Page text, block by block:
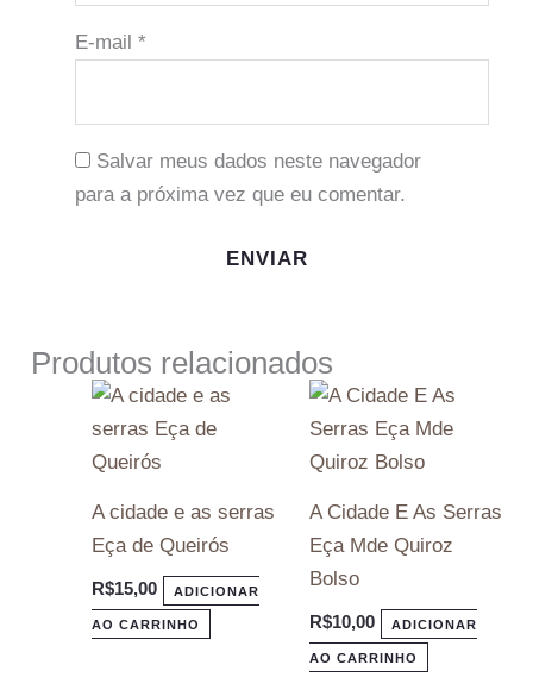
E-mail *
Salvar meus dados neste navegador
para a próxima vez que eu comentar.
Produtos relacionados
A cidade e as serras
Eça de Queirós
R$15,00 ADICIONAR
AO CARRINHO
A Cidade E As Serras
Eça Mde Quiroz
Bolso
R$10,00 ADICIONAR
AO CARRINHO